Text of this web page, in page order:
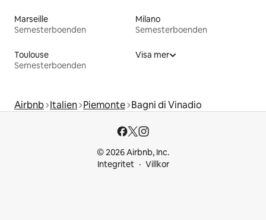
Marseille
Semesterboenden
Milano
Semesterboenden
Toulouse
Semesterboenden
Visa mer
Airbnb Italien Piemonte Bagni di Vinadio
© 2026 Airbnb, Inc.
Integritet
Villkor